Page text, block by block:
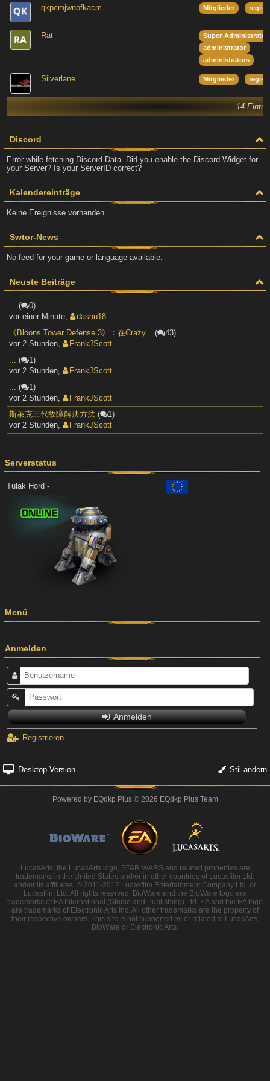
Discord
Error while fetching Discord Data. Did you enable the Discord Widget for
your Server? Is your ServerID correct?
Kalendereinträge
Keine Ereignisse vorhanden
Swtor-News
No feed for your game or language available.
Neuste Beiträge
... (
0)
vor einer Minute,
dashu18
《Bloons Tower Defense 3》：在Crazy... (
43)
vor 2 Stunden,
FrankJScott
... (
1)
vor 2 Stunden,
FrankJScott
... (
1)
vor 2 Stunden,
FrankJScott
斯萊克三代故障解決方法 (
1)
vor 2 Stunden, FrankJScott
qkpcmjwnpfkacm Mitglieder
Rat
Super-
administrator
administrators
Silverlane Mitglieder
... 14
Serverstatus
Tulak Hord -
Menü
Anmelden
Anmelden
Registrieren
Desktop Version Stil ändern
Powered by EQdkp Plus© 2026 EQdkp Plus Team
LucasArts, the LucasArts logo, STAR WARS and related properties are
trademarks in the United States and/or in other countries of Lucasfilm Ltd.
and/or its affiliates. © 2011-2012 Lucasfilm Entertainment Company Ltd. or
Lucasfilm Ltd. All rights reserved. BioWare and the BioWare logo are
trademarks of EA International (Studio and Publishing) Ltd. EA and the EA logo
are trademarks of Electronic Arts Inc. All other trademarks are the property of
their respective owners. This site is not supported by or related to LucasArts,
BioWare or Electronic Arts.